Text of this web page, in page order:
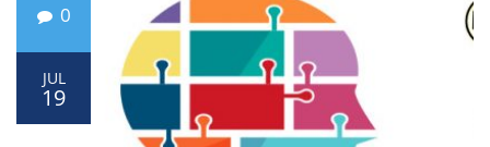
0
JUL
19